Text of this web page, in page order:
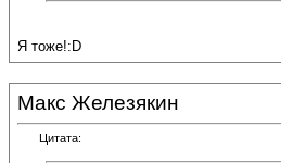
Я тоже!:D
Макс Железякин
Цитата: